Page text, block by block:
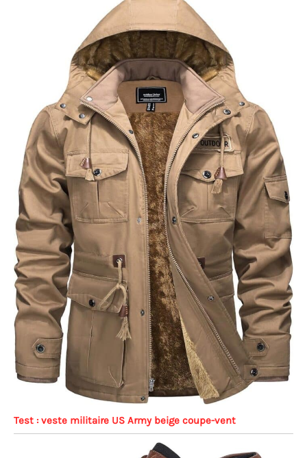
Test : veste militaire US Army beige coupe-vent